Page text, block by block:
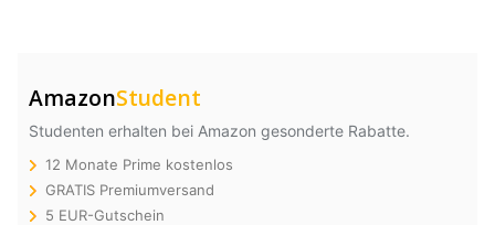
AmazonStudent
Studenten erhalten bei Amazon gesonderte Rabatte.
12 Monate Prime kostenlos
GRATIS Premiumversand
5 EUR-Gutschein